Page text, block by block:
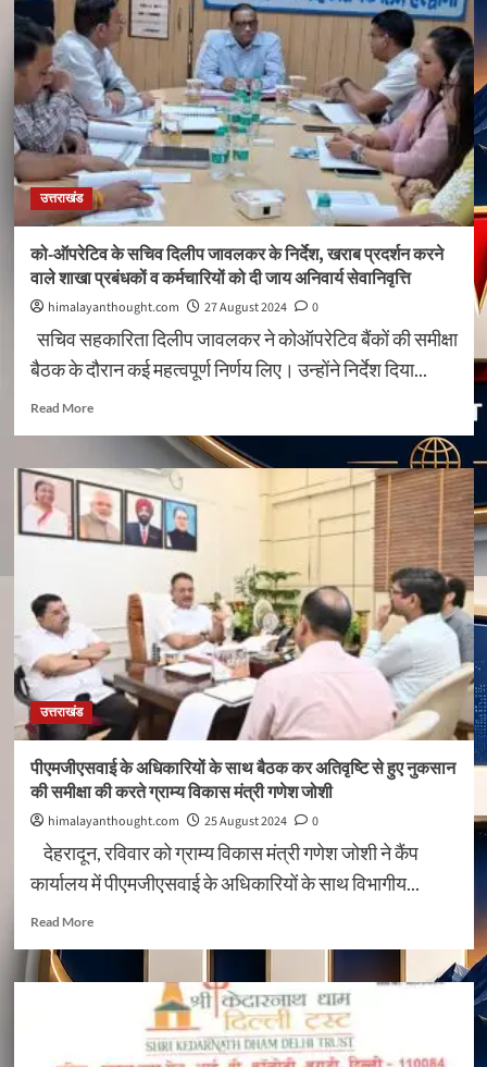
पिथौरागढ़
की
चार
आन्तरिक
सम्पर्क
मार्गों
के
निर्माण
हेतु
प्रदान
की
रूपये
1.16
करोड़
की
स्वीकृति
उत्तराखंड
को-ऑपरेटिव के सचिव दिलीप जावलकर के निर्देश, खराब प्रदर्शन करने
वाले शाखा प्रबंधकों व कर्मचारियों को दी जाय अनिवार्य सेवानिवृत्ति
himalayanthought.com 27 August 2024 0
सचिव सहकारिता दिलीप जावलकर ने कोऑपरेटिव बैंकों की समीक्षा
बैठक के दौरान कई महत्वपूर्ण निर्णय लिए। उन्होंने निर्देश दिया...
Read MoreRead
को-
ऑपरेटिव
के
सचिव
दिलीप
खराब
प्रदर्शन
करने
वाले
शाखा
प्रबंधकों
कर्मचारियों
को
दी
अनिवार्य
सेवानिवृत्ति
उत्तराखंड
पीएमजीएसवाई के अधिकारियों के साथ बैठक कर अतिवृष्टि से हुए नुकसान
की समीक्षा की करते ग्राम्य विकास मंत्री गणेश जोशी
himalayanthought.com 25 August 2024 0
देहरादून, रविवार को ग्राम्य विकास मंत्री गणेश जोशी ने कैंप
कार्यालय में पीएमजीएसवाई के अधिकारियों के साथ विभागीय...
Read MoreRead
पीएमजीएसवाई
साथ